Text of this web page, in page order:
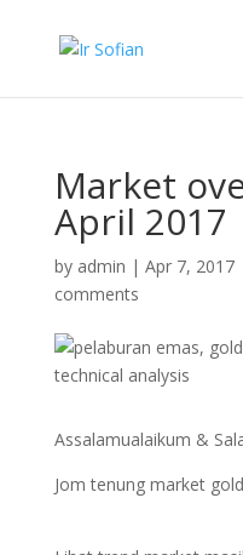
Market
April 2017
by admin | Apr 7, 2017
comments
Assalamualaikum &
Jom tenung market